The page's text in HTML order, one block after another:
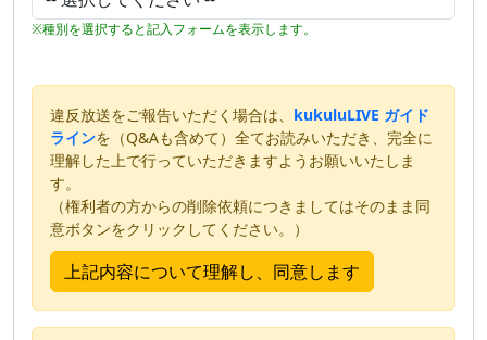
※種別を選択すると記入フォームを表示します。
違反放送をご報告いただく場合は、 kukuluLIVE ガイド
ラインを（Q&Aも含めて）全てお読みいただき、完全に
理解した上で行っていただきますようお願いいたしま
す。
（権利者の方からの削除依頼につきましてはそのまま同
意ボタンをクリックしてください。）